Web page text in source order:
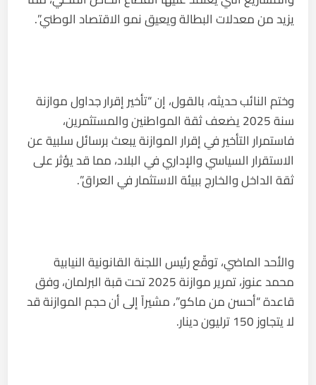
يزيد من معدلات البطالة ويعيق نمو الاقتصاد الوطني”.
وختم النائب حديثه، بالقول، إن “تأخير إقرار جداول موازنة
سنة 2025 يضعف ثقة المواطنين والمستثمرين،
فاستمرار التأخير في إقرار الموازنة يبعث برسائل سلبية عن
الاستقرار السياسي والإداري في البلاد، مما قد يؤثر على
ثقة الداخل والخارج ببيئة الاستثمار في العراق”.
والأحد الماضي، توقّع رئيس اللجنة القانونية النيابية
محمد عنوز، تمرير موازنة 2025 تحت قبة البرلمان، وفق
قاعدة “أحسن من ماكو”، مشيراً إلى أن حجم الموازنة قد
لا يتجاوز 150 ترليون دينار.